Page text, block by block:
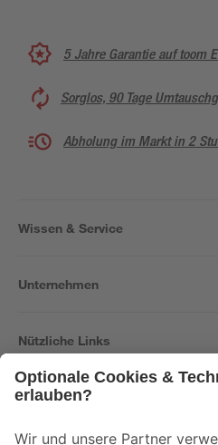
5 Jahre Garantie auf toom
Sorglos, 90 Tage
Abholung im Markt in 2
Wissen & Service
Unternehmen
Nützliche Links
Der toom Newsletter: Keine Angebote